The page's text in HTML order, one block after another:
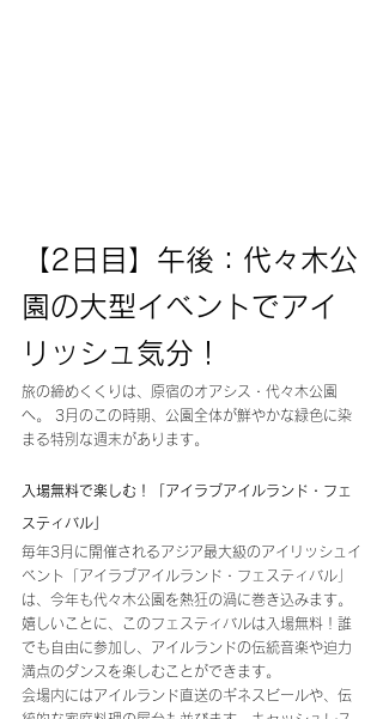
【2日目】午後：代々木公
園の大型イベントでアイ
リッシュ気分！
旅の締めくくりは、原宿のオアシス・代々木公園
へ。 3月のこの時期、公園全体が鮮やかな緑色に染
まる特別な週末があります。
入場無料で楽しむ！「アイラブアイルランド・フェ
スティバル」
毎年3月に開催されるアジア最大級のアイリッシュイ
ベント「アイラブアイルランド・フェスティバル」
は、今年も代々木公園を熱狂の渦に巻き込みます。
嬉しいことに、このフェスティバルは入場無料！誰
でも自由に参加し、アイルランドの伝統音楽や迫力
満点のダンスを楽しむことができます。
会場内にはアイルランド直送のギネスビールや、伝